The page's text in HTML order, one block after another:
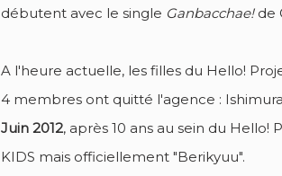
débutent avec le single Ganbacchae!de
A l'heure actuelle, les filles du Hello!
4 membres ont quitté l'agence :
Juin 2012, après 10 ans au sein du
KIDS mais officiellement "Berikyuu".